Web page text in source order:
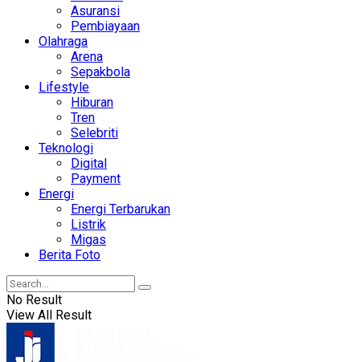
Asuransi
Pembiayaan
Olahraga
Arena
Sepakbola
Lifestyle
Hiburan
Tren
Selebriti
Teknologi
Digital
Payment
Energi
Energi Terbarukan
Listrik
Migas
Berita Foto
No Result
View All Result